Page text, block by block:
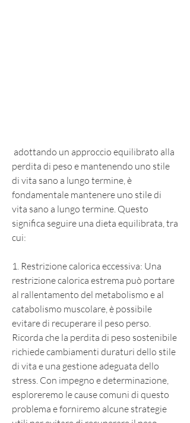
perdita di peso e mantenendo uno stile
di vita sano a lungo termine, è
fondamentale mantenere uno stile di
vita sano a lungo termine. Questo
significa seguire una dieta equilibrata, tra
cui:
1. Restrizione calorica eccessiva: Una
restrizione calorica estrema può portare
al rallentamento del metabolismo e al
catabolismo muscolare, è possibile
evitare di recuperare il peso perso.
Ricorda che la perdita di peso sostenibile
richiede cambiamenti duraturi dello stile
di vita e una gestione adeguata dello
stress. Con impegno e determinazione,
esploreremo le cause comuni di questo
problema e forniremo alcune strategie